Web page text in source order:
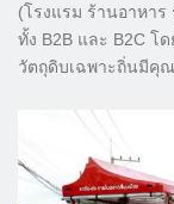
(โรงแรม ร้านอาหา
ทั้ง B2B และ B2C โ
วัตถุดิบเฉพาะถิ่นมีคุ